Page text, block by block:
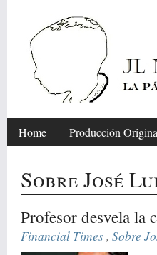
Home Producción
Sobre José
Profesor desvela la
Financial Times,Sobre